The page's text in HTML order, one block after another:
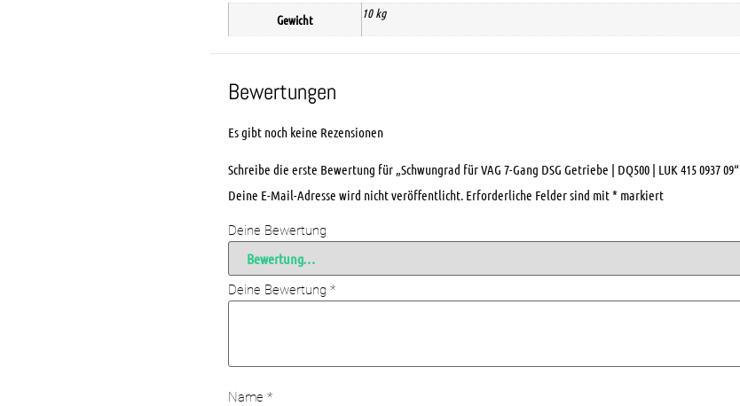
Gewicht 10 kg
Bewertungen
Es gibt noch keine Rezensionen
Schreibe die erste Bewertung für „Schwungrad für VAG 7-Gang DSG Getriebe | DQ500 | LUK 415 0937 09“
Deine E-Mail-Adresse wird nicht veröffentlicht. Erforderliche Felder sind mit* markiert
Deine Bewertung
Deine Bewertung *
Name *